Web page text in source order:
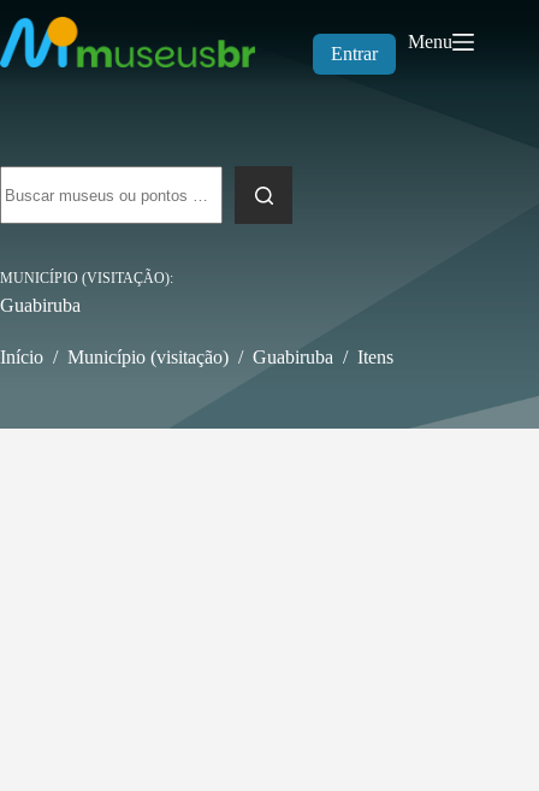
para
o
conteúdo
Entrar
Menu
resultados
MUNICÍPIO (VISITAÇÃO)
Guabiruba
Início / Município (visitação) / Guabiruba / Itens